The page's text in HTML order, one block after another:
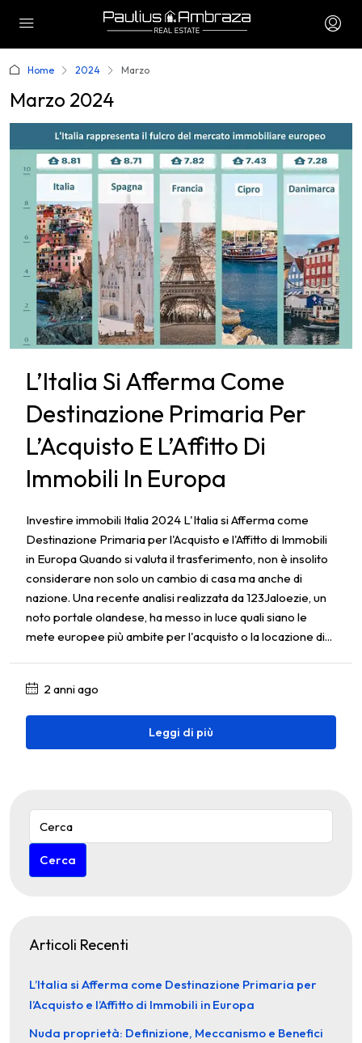
Home 2024 Marzo
Marzo 2024
L’Italia Si Afferma Come
Destinazione Primaria Per
L’Acquisto E L’Affitto Di
Immobili In Europa
Investire immobili Italia 2024 L'Italia si Afferma come
Destinazione Primaria per l'Acquisto e l'Affitto di Immobili
in Europa Quando si valuta il trasferimento, non è insolito
considerare non solo un cambio di casa ma anche di
nazione. Una recente analisi realizzata da 123Jaloezie, un
noto portale olandese, ha messo in luce quali siano le
mete europee più ambite per l'acquisto o la locazione di...
2 anni ago
Leggi di più
Cerca
Articoli Recenti
L’Italia si Afferma come Destinazione Primaria per
l’Acquisto e l’Affitto di Immobili in Europa
Nuda proprietà: Definizione, Meccanismo e Benefici